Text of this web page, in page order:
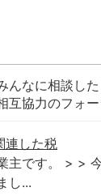
んなに相談し
互協力のフォー
連した税
主です。 > >
し...